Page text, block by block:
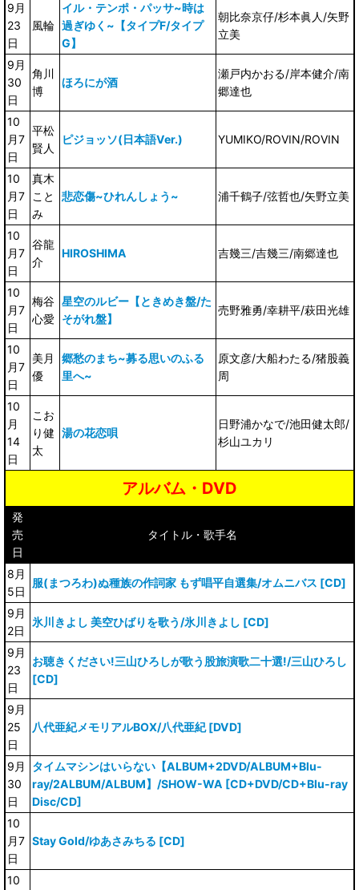
9月
23
日
風輪
イル・テンポ・パッサ~時は
過ぎゆく~【タイプF/タイプ
G】
朝比奈京仔/杉本眞人/矢野
立美
9月
30
日
角川
博
ほろにが酒
瀬戸内かおる/岸本健介/南
郷達也
10
月7
日
平松
賢人
ピジョッソ(日本語Ver.) YUMIKO/ROVIN/ROVIN
10
月7
日
真木
こと
み
悲恋傷~ひれんしょう~ 浦千鶴子/弦哲也/矢野立美
10
月7
日
谷龍
介
HIROSHIMA 吉幾三/吉幾三/南郷達也
10
月7
日
梅谷
心愛
星空のルビー【ときめき盤/た
そがれ盤】
売野雅勇/幸耕平/萩田光雄
10
月7
日
美月
優
郷愁のまち~募る思いのふる
里へ~
原文彦/大船わたる/猪股義
周
10
月
14
日
こお
り健
太
湯の花恋唄
日野浦かなで/池田健太郎/
杉山ユカリ
アルバム・DVD
発
売
日
タイトル・歌手名
8月
5日
服(まつろわ)ぬ種族の作詞家 もず唱平自選集/オムニバス [CD]
9月
2日
氷川きよし 美空ひばりを歌う/氷川きよし [CD]
9月
23
日
お聴きください!三山ひろしが歌う股旅演歌二十選!/三山ひろし
[CD]
9月
25
日
八代亜紀メモリアルBOX/八代亜紀 [DVD]
9月
30
日
タイムマシンはいらない【ALBUM+2DVD/ALBUM+Blu-
ray/2ALBUM/ALBUM】/SHOW-WA [CD+DVD/CD+Blu-ray
Disc/CD]
10
月7
日
Stay Gold/ゆあさみちる [CD]
10